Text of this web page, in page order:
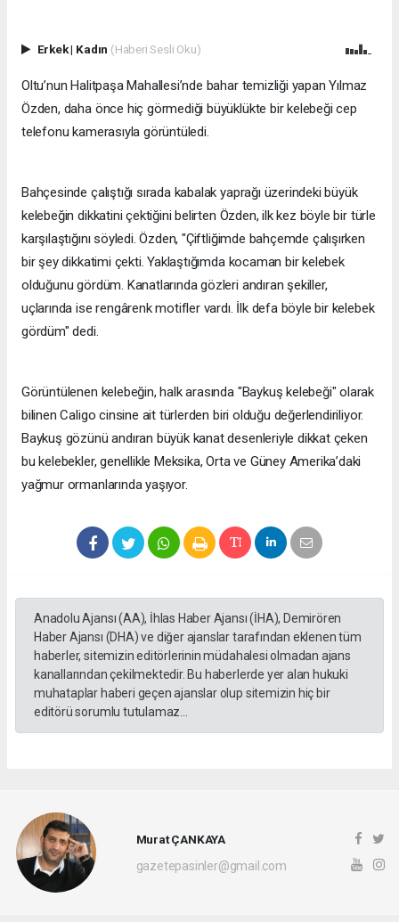
Erkek| Kadın (Haberi Sesli Oku)
Oltu’nun Halitpaşa Mahallesi’nde bahar temizliği yapan Yılmaz
Özden, daha önce hiç görmediği büyüklükte bir kelebeği cep
telefonu kamerasıyla görüntüledi.
Bahçesinde çalıştığı sırada kabalak yaprağı üzerindeki büyük
kelebeğin dikkatini çektiğini belirten Özden, ilk kez böyle bir türle
karşılaştığını söyledi. Özden, "Çiftliğimde bahçemde çalışırken
bir şey dikkatimi çekti. Yaklaştığımda kocaman bir kelebek
olduğunu gördüm. Kanatlarında gözleri andıran şekiller,
uçlarında ise rengârenk motifler vardı. İlk defa böyle bir kelebek
gördüm" dedi.
Görüntülenen kelebeğin, halk arasında "Baykuş kelebeği" olarak
bilinen Caligo cinsine ait türlerden biri olduğu değerlendiriliyor.
Baykuş gözünü andıran büyük kanat desenleriyle dikkat çeken
bu kelebekler, genellikle Meksika, Orta ve Güney Amerika’daki
yağmur ormanlarında yaşıyor.
Anadolu Ajansı (AA), İhlas Haber Ajansı (İHA), Demirören
Haber Ajansı (DHA) ve diğer ajanslar tarafından eklenen tüm
haberler, sitemizin editörlerinin müdahalesi olmadan ajans
kanallarından çekilmektedir. Bu haberlerde yer alan hukuki
muhataplar haberi geçen ajanslar olup sitemizin hiç bir
editörü sorumlu tutulamaz...
Murat ÇANKAYA
gazetepasinler@gmail.com